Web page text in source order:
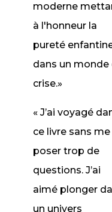
moderne
à l'honneur la
pureté
dans un monde
crise.»
« J’ai voyagé
ce livre sans me
poser trop de
questions. J’ai
aimé plonger
un univers